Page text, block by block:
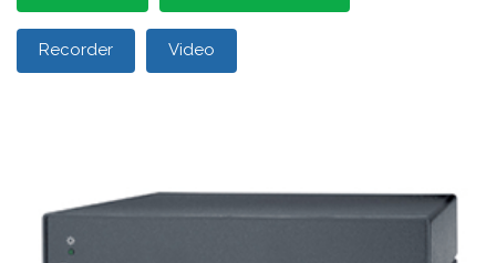
Recorder Video